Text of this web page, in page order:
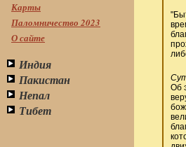
Карты
Паломничество 2023
О сайте
Индия
Пакистан
Непал
Тибет
Об